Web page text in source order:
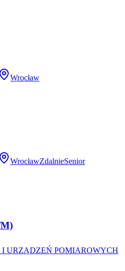
Wrocław
WrocławZdalnieSenior
URZĄDZEŃ POMIAROWYCH